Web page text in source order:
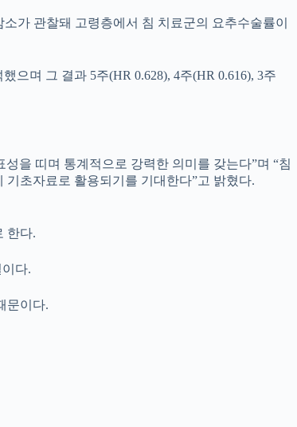
소가 관찰돼 고령층에서 침 치료군의 요추수술률이
으며 그 결과 5주(HR 0.628), 4주(HR 0.616), 3주
을 띠며 통계적으로 강력한 의미를 갖는다”며 “침
초자료로 활용되기를 기대한다”고 밝혔다.
한다.
다.
문이다.